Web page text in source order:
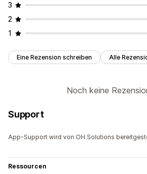
3
2
1
Eine Rezension schreiben Alle
Noch keine
Support
App-Support wird von OH Solutions
Ressourcen